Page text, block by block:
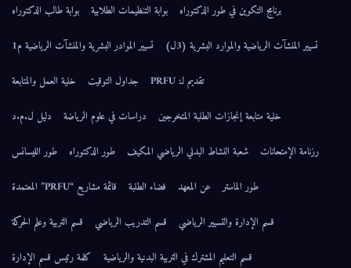
برنامج التكوين في طور الدكتوراه
بوابة التنظيمات الطلابية
بوابة طالب الدكتوراه
تسيير المنشآت الرياضية والموارد البشرية (3ل)
تسيير الموادر البشرية والمنشآت الرياضية م1
تقديم لـ: PRFU
جداول التوقيت
خلية العمل والمتابعة
خلية متابعة إنجازات الطلبة المتخرجين
دراسات في علوم الرياضة
دليل ل.م.د
رزنامة الإمتحانات
شعبة النشاط البدني الرياضي المكيف طور الدكتوراه
طور الليسانس
طور الماستر
عن المعهد فضاء الطلبة
قائمة مشاريع “PRFU” المعتمدة
قسم الإدارة والتسيير الرياضي
قسم التدريب الرياضي
قسم التربية وعلم الحركة
قسم التعليم المشترك في التربية البدنية والرياضية
كلمة رئيس قسم الإدارة